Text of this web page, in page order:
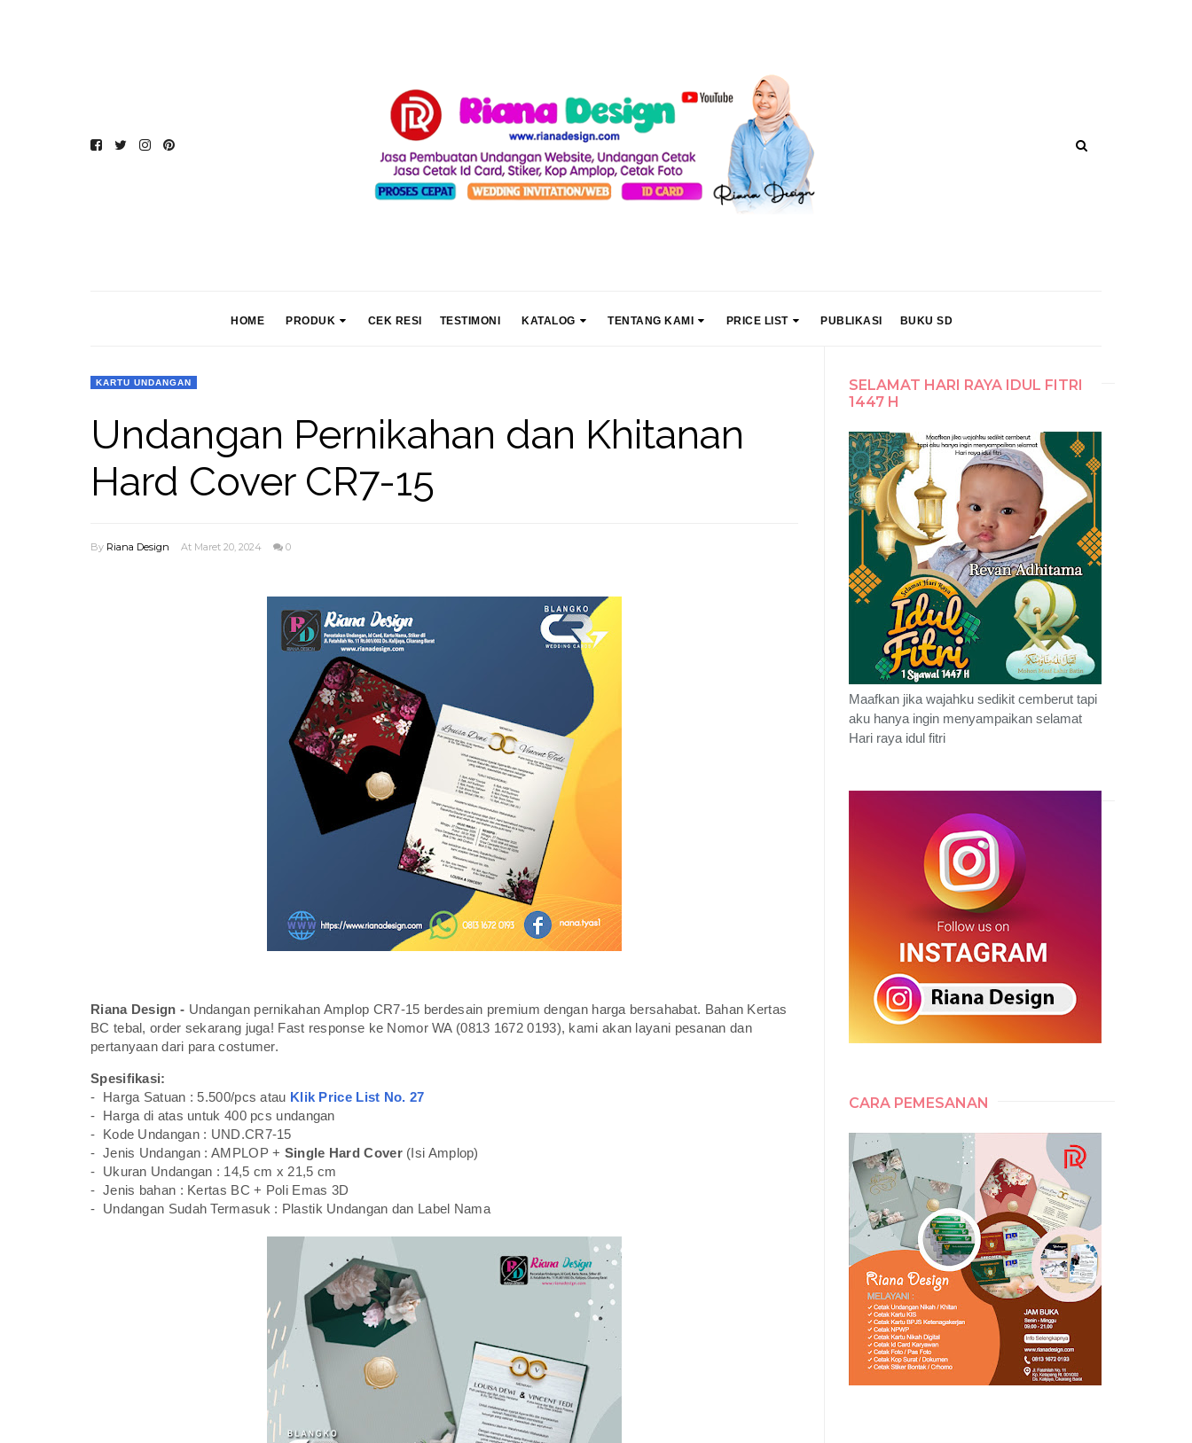
HOME PRODUK CEK RESI TESTIMONI KATALOG TENTANG KAMI PRICE LIST PUBLIKASI BUKU SD
KARTU UNDANGAN
Undangan Pernikahan dan Khitanan
Hard Cover CR7-15
By Riana Design At Maret 20, 2024 0
Riana Design - Undangan pernikahan Amplop CR7-15 berdesain premium dengan harga bersahabat. Bahan Kertas
BC tebal, order sekarang juga! Fast response ke Nomor WA (0813 1672 0193), kami akan layani pesanan dan
pertanyaan dari para costumer.
Spesifikasi:
- Harga Satuan : 5.500/pcs atau Klik Price List No. 27
- Harga di atas untuk 400 pcs undangan
- Kode Undangan : UND.CR7-15
- Jenis Undangan : AMPLOP + Single Hard Cover(Isi Amplop)
- Ukuran Undangan : 14,5 cm x 21,5 cm
- Jenis bahan : Kertas BC + Poli Emas 3D
- Undangan Sudah Termasuk : Plastik Undangan dan Label Nama
SELAMAT HARI RAYA IDUL FITRI
1447 H
Maafkan jika wajahku sedikit cemberut tapi
aku hanya ingin menyampaikan selamat
Hari raya idul fitri
CARA PEMESANAN